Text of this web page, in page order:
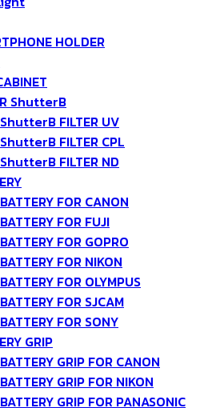
HOLDER
ShutterB
ShutterB FILTER UV
ShutterB FILTER CPL
ShutterB FILTER ND
BATTERY FOR CANON
BATTERY FOR FUJI
BATTERY FOR GOPRO
BATTERY FOR NIKON
BATTERY FOR OLYMPUS
BATTERY FOR SJCAM
BATTERY FOR SONY
GRIP
BATTERY GRIP FOR CANON
BATTERY GRIP FOR NIKON
BATTERY GRIP FOR PANASONIC